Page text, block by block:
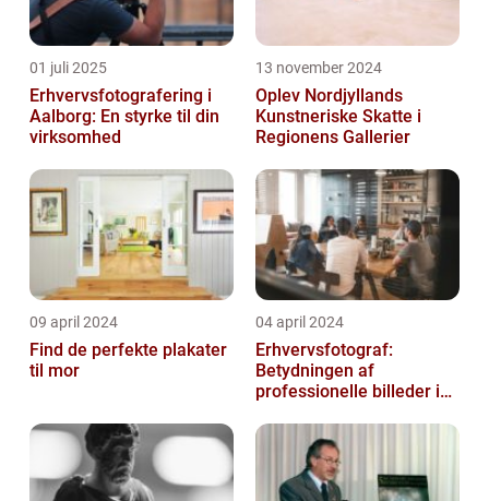
01 juli 2025
Erhvervsfotografering i
Aalborg: En styrke til din
virksomhed
13 november 2024
Oplev Nordjyllands
Kunstneriske Skatte i
Regionens Gallerier
09 april 2024
Find de perfekte plakater
til mor
04 april 2024
Erhvervsfotograf:
Betydningen af
professionelle billeder i